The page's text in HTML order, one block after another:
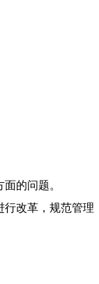
的问题。
改革，规范管理